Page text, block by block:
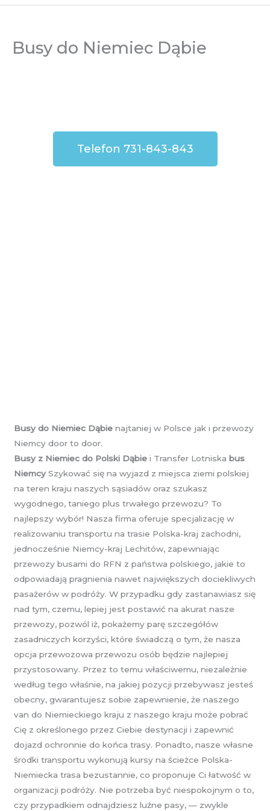
Busy do Niemiec Dąbie
Telefon 731-843-843
Busy do Niemiec Dąbie najtaniej w Polsce jak i przewozy
Niemcy door to door.
Busy z Niemiec do Polski Dąbie i Transfer Lotniska bus
Niemcy Szykować się na wyjazd z miejsca ziemi polskiej
na teren kraju naszych sąsiadów oraz szukasz
wygodnego, taniego plus trwałego przewozu? To
najlepszy wybór! Nasza firma oferuje specjalizację w
realizowaniu transportu na trasie Polska-kraj zachodni,
jednocześnie Niemcy-kraj Lechitów, zapewniając
przewozy busami do RFN z państwa polskiego, jakie to
odpowiadają pragnienia nawet największych dociekliwych
pasażerów w podróży. W przypadku gdy zastanawiasz się
nad tym, czemu, lepiej jest postawić na akurat nasze
przewozy, pozwól iż, pokażemy parę szczegółów
zasadniczych korzyści, które świadczą o tym, że nasza
opcja przewozowa przewozu osób będzie najlepiej
przystosowany. Przez to temu właściwemu, niezależnie
według tego właśnie, na jakiej pozycji przebywasz jesteś
obecny, gwarantujesz sobie zapewnienie, że naszego
van do Niemieckiego kraju z naszego kraju może pobrać
Cię z określonego przez Ciebie destynacji i zapewnić
dojazd ochronnie do końca trasy. Ponadto, nasze własne
środki transportu wykonują kursy na ścieżce Polska-
Niemiecka trasa bezustannie, co proponuje Ci łatwość w
organizacji podróży. Nie potrzeba być niespokojnym o to,
czy przypadkiem odnajdziesz luźne pasy, — zwykle